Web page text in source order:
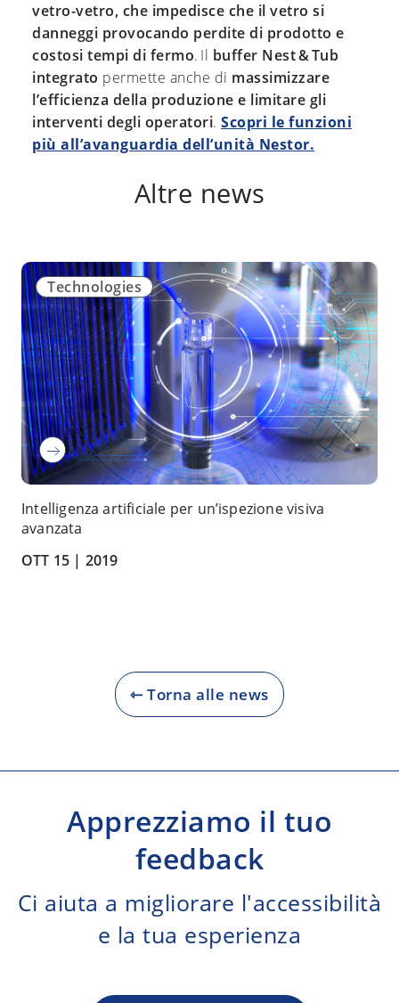
vetro-vetro, che impedisce che il vetro si
danneggi provocando perdite di prodotto e
costosi tempi di fermo. Il buffer Nest & Tub
integrato permette anche di massimizzare
l’efficienza della produzione e limitare gli
interventi degli operatori. Scopri le funzioni
più all’avanguardia dell’unità Nestor.
Altre news
Technologies
Intelligenza artificiale per un’ispezione visiva
avanzata
OTT 15 | 2019
⇽ Torna alle news
Apprezziamo il tuo
feedback
Ci aiuta a migliorare l'accessibilità
e la tua esperienza